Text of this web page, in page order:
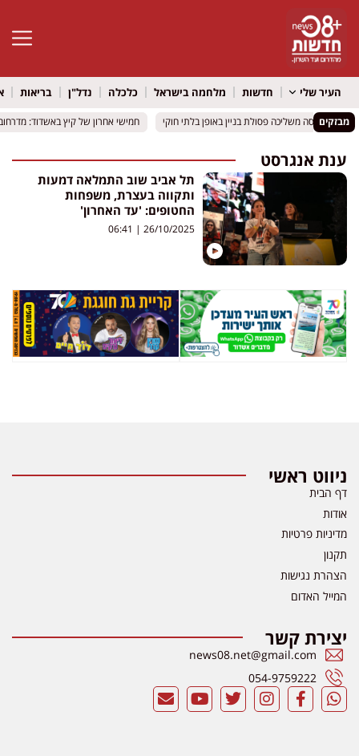
פתח
העיר שלי חדשות מלחמה בישראל כלכלה נדל"ן בריאות
מבזקים
שנתפסה משליכה פסולת בניין באופן בלתי חוקי
שנתפסה משליכה פסולת בניין באופן בלתי חוקי חמישי אחרון של קיץ באשדוד:
חמישי אחרון של קיץ באשדוד:
ענת אנגרסט
תל אביב שוב התמלאה דמעות
ותקווה בעצרת, משפחות
החטופים: 'עד האחרון'
26/10/2025
ניווט ראשי
דף הבית
אודות
מדיניות פרטיות
תקנון
הצהרת נגישות
המייל האדום
יצירת קשר
news08.net@gmail.com
054-9759222